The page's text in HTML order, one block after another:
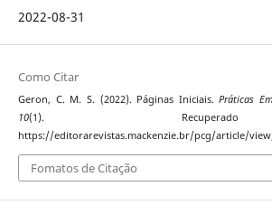
2022-08-31
Como Citar
Geron, C. M. S. (2022). Páginas Iniciais.Práticas
10(1).
https://editorarevistas.mackenzie.br/pcg/article/
Fomatos de Citação